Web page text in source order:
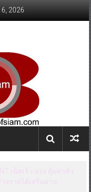
2026
เน็ตเร็ว แรง คุ้มค่าทั่ว
งรายได้เสริมผ่าน